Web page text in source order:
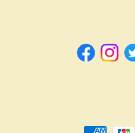
Facebook